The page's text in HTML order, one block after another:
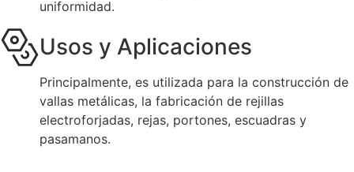
uniformidad.
Usos y Aplicaciones
Principalmente, es utilizada para la construcción de
vallas metálicas, la fabricación de rejillas
electroforjadas, rejas, portones, escuadras y
pasamanos.